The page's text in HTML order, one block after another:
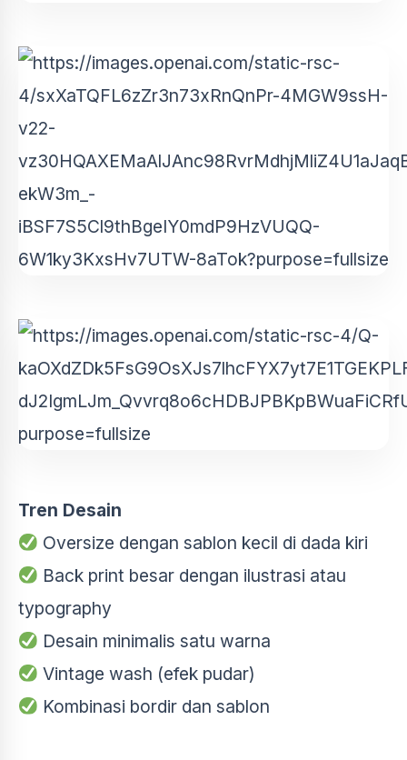
Tren Desain
Oversize dengan sablon kecil di dada kiri
Back print besar dengan ilustrasi atau
typography
Desain minimalis satu warna
Vintage wash (efek pudar)
Kombinasi bordir dan sablon